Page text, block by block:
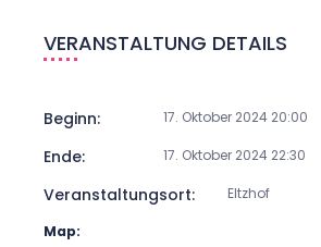
VERANSTALTUNG DETAILS
Beginn: 17. Oktober 2024 20:00
Ende: 17. Oktober 2024 22:30
Veranstaltungsort: Eltzhof
Map: